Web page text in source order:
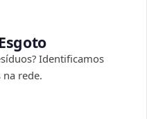
Identificamos
rede.